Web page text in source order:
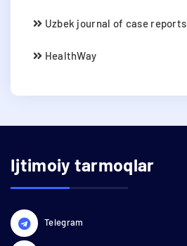
Uzbek journal of case reports
HealthWay
Ijtimoiy tarmoqlar
Telegram